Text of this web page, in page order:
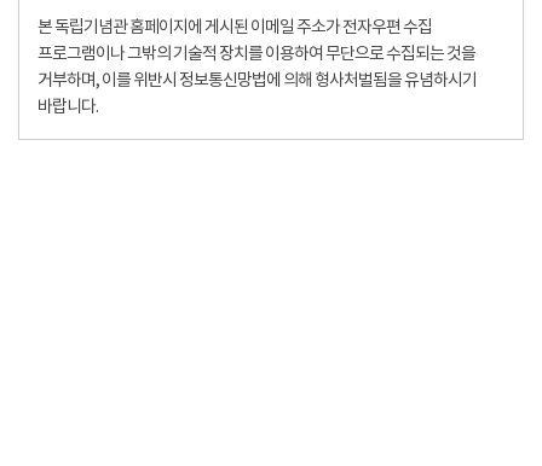
본 독립기념관 홈페이지에 게시된 이메일 주소가 전자우편 수집
프로그램이나 그밖의 기술적 장치를 이용하여 무단으로 수집되는 것을
거부하며, 이를 위반시 정보통신망법에 의해 형사처벌됨을 유념하시기
바랍니다.